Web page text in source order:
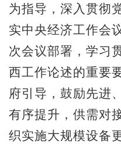
为指导，深入贯彻
实中央经济工作会
次会议部署，学习
西工作论述的重要
府引导，鼓励先进
有序提升，供需对
织实施大规模设备